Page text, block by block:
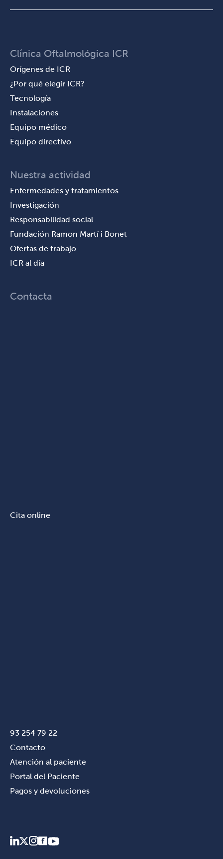
Clínica Oftalmológica ICR
Orígenes de ICR
¿Por qué elegir ICR?
Tecnología
Instalaciones
Equipo médico
Equipo directivo
Nuestra actividad
Enfermedades y tratamientos
Investigación
Responsabilidad social
Fundación Ramon Martí i Bonet
Ofertas de trabajo
ICR al día
Contacta
Cita online
93 254 79 22
Contacto
Atención al paciente
Portal del Paciente
Pagos y devoluciones